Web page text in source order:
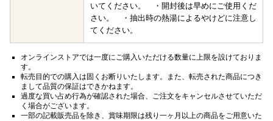
いてください。 ・開封後は早めにご使用くだ
さい。 ・抽出時の熱湯によるやけどに注意し
てください。
オンラインストアでは一度にご購入いただける数量に上限を設けておりま
す。
転売目的での購入は固くお断りいたします。また、転売された商品につき
まして品質の保証はできかねます。
過度な買い占め行為が確認された場合、ご注文をキャンセルさせていただ
く場合がございます。
一部の記載販売品を除き、賞味期限は残り一ヶ月以上の商品をご用意いた